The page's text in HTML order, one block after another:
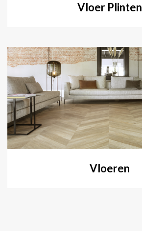
Vloer Plinten
Vloeren